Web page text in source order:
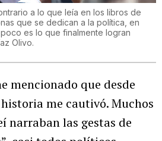
a lo que leía en los libros de
que se dedican a la política, en
es lo que finalmente logran
Olivo.
mencionado que desde
me cautivó. Muchos
narraban las gestas de